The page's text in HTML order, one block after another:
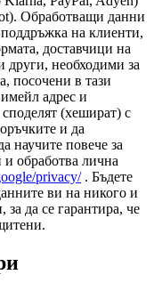
Обработващи данни
поддръжка на клиенти,
доставчици на
други, необходими за
посочени в тази
адрес и
(хешират) с
и да
научите повече за
и обработва лична
privacy/. Бъдете
ви на никого и
за да се гарантира, че